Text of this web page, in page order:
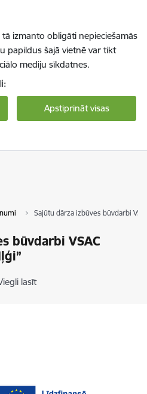
izmanto obligāti nepieciešamās
papildus šajā vietnē var tikt
mediju sīkdatnes.
Apstiprināt visas
Sajūtu dārza izbūves būvdarbi
būvdarbi VSAC
lasīt